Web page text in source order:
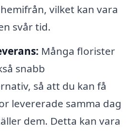
vilket kan vara
svår tid.
Många florister
snabb
så att du kan få
levererade samma dag
dem. Detta kan vara